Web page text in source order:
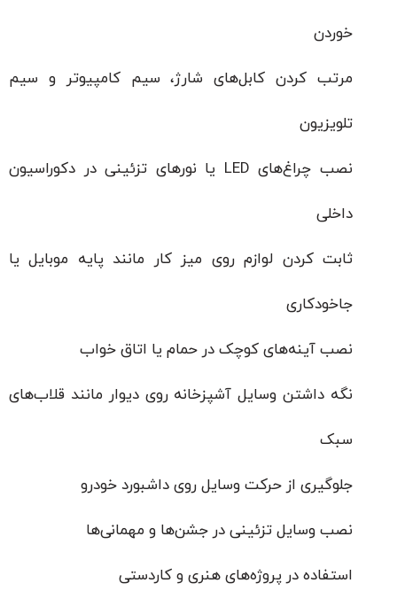
خوردن
مرتب کردن کابل‌های شارژ، سیم کامپیوتر و سیم
تلویزیون
نصب چراغ‌های LED یا نورهای تزئینی در دکوراسیون
داخلی
ثابت کردن لوازم روی میز کار مانند پایه موبایل یا
جاخودکاری
نصب آینه‌های کوچک در حمام یا اتاق خواب
نگه داشتن وسایل آشپزخانه روی دیوار مانند قلاب‌های
سبک
جلوگیری از حرکت وسایل روی داشبورد خودرو
نصب وسایل تزئینی در جشن‌ها و مهمانی‌ها
استفاده در پروژه‌های هنری و کاردستی